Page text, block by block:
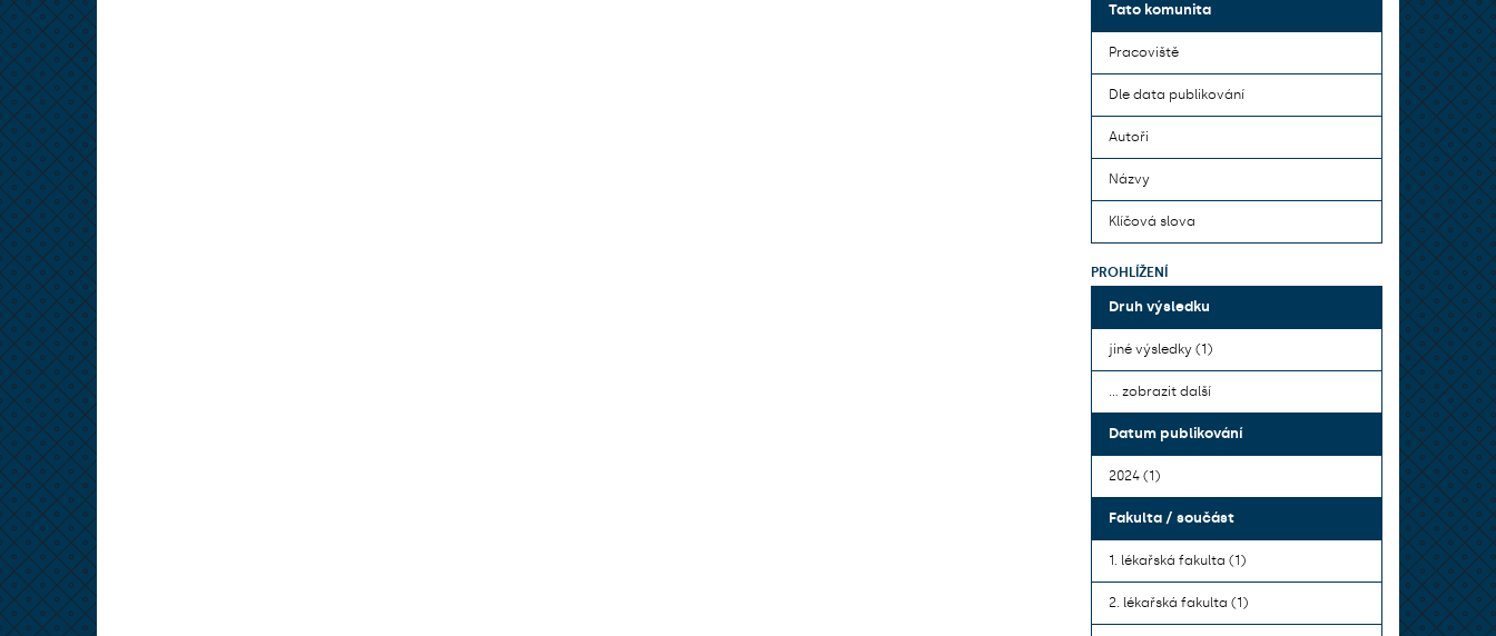
Tato komunita
Pracoviště
Dle data publikování
Autoři
Názvy
Klíčová slova
PROHLÍŽENÍ
Druh výsledku
jiné výsledky (1)
... zobrazit další
Datum publikování
2024 (1)
Fakulta / součást
1. lékařská fakulta (1)
2. lékařská fakulta (1)